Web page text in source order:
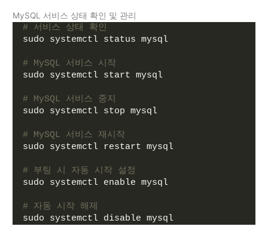
MySQL 서비스 상태 확인 및 관리
# 서비스 상태 확인
sudo systemctl status mysql
# MySQL 서비스 시작
sudo systemctl start mysql
# MySQL 서비스 중지
sudo systemctl stop mysql
# MySQL 서비스 재시작
sudo systemctl restart mysql
# 부팅 시 자동 시작 설정
sudo systemctl enable mysql
# 자동 시작 해제
sudo systemctl disable mysql